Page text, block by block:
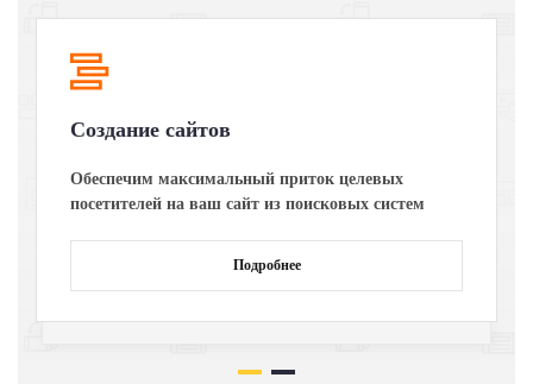
Создание сайтов
Обеспечим максимальный приток целевых
посетителей на ваш сайт из поисковых систем
Подробнее